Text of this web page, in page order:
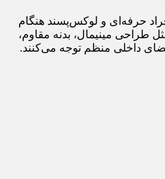
حرفه‌ای و لوکس‌پسند هنگام
طراحی مینیمال، بدنه مقاوم،
داخلی منظم توجه می‌کنند.